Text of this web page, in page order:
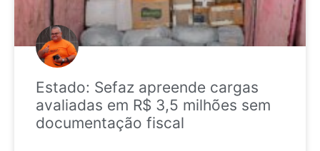
Estado: Sefaz apreende cargas
avaliadas em R$ 3,5 milhões sem
documentação fiscal